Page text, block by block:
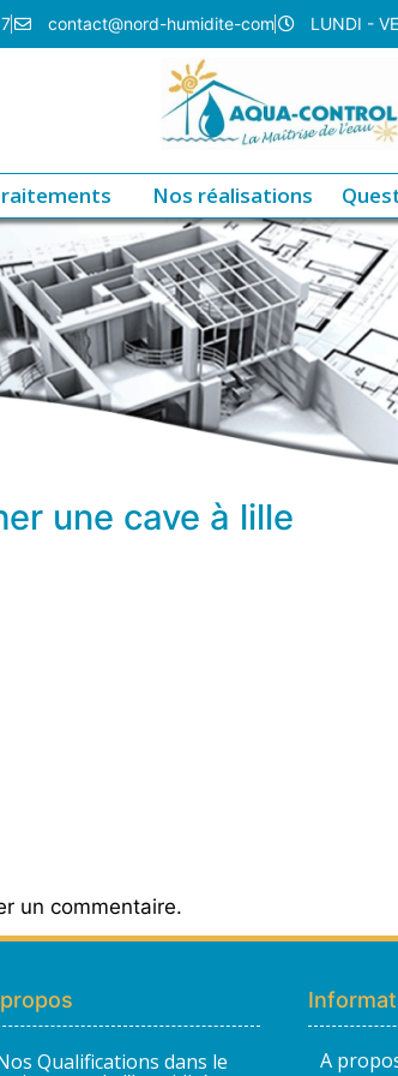
contact@nord-humidite-com LUNDI -
Nos réalisations
une cave à lille
un commentaire.
Qualifications dans le A